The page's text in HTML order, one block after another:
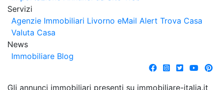
Servizi
Agenzie Immobiliari Livorno eMail Alert Trova Casa
Valuta Casa
News
Immobiliare Blog
Gli annunci immobiliari presenti su immobiliare-italia.it